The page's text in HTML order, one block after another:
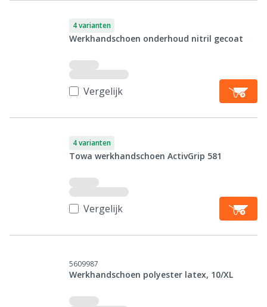
4 varianten
Werkhandschoen onderhoud nitril gecoat
Vergelijk
4 varianten
Towa werkhandschoen ActivGrip 581
Vergelijk
5609987
Werkhandschoen polyester latex, 10/XL